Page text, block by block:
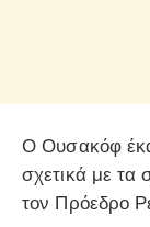
Ο Ουσακόφ
σχετικά με τα
τον Πρόεδρο